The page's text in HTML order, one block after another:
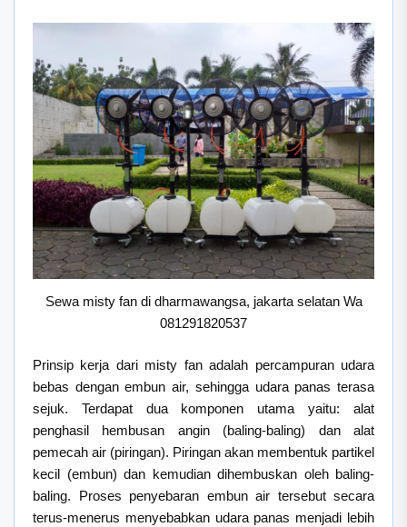
Sewa misty fan di dharmawangsa, jakarta selatan Wa
081291820537
Prinsip kerja dari misty fan adalah percampuran udara
bebas dengan embun air, sehingga udara panas terasa
sejuk. Terdapat dua komponen utama yaitu: alat
penghasil hembusan angin (baling-baling) dan alat
pemecah air (piringan). Piringan akan membentuk partikel
kecil (embun) dan kemudian dihembuskan oleh baling-
baling. Proses penyebaran embun air tersebut secara
terus-menerus menyebabkan udara panas menjadi lebih